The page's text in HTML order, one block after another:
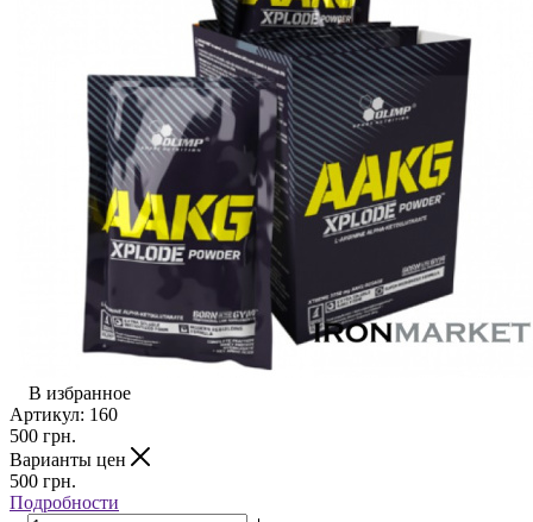
В избранное
Артикул: 160
500 грн.
Варианты цен
500 грн.
Подробности